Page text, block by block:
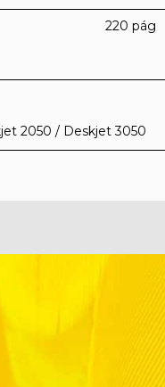
220 pág
2050 / Deskjet 3050